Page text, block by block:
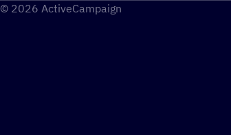
© 2026 ActiveCampaign